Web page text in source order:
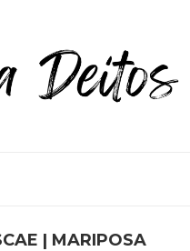
| MARIPOSA